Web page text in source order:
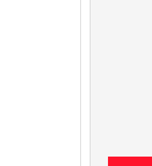
T.K. 様